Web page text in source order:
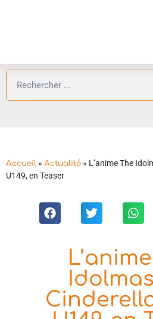
Accueil » Actualité » L’anime The
U149, en Teaser